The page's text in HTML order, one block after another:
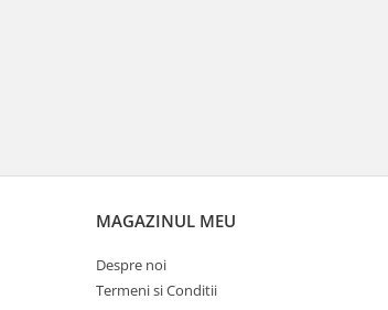
MAGAZINUL MEU
Despre noi
Termeni si Conditii